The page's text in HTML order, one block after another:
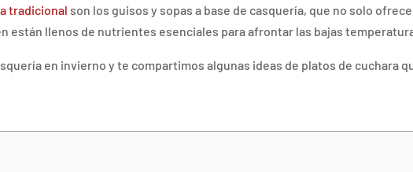
tradicional son los guisos y sopas a base de casquería, que no solo
están llenos de nutrientes esenciales para afrontar las bajas
en invierno y te compartimos algunas ideas de platos de cuchara